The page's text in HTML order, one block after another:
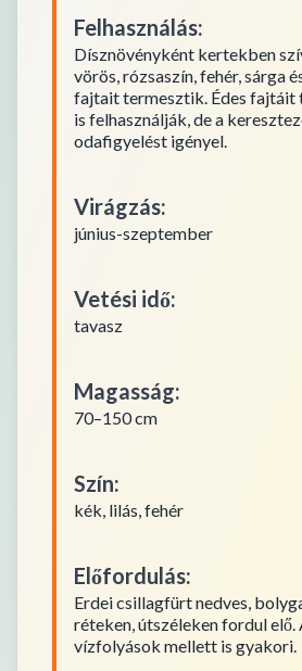
Felhasználás:
Dísznövényként kertekben
vörös, rózsaszín, fehér, sárga
fajtait termesztik. Édes fajtáit
is felhasználják, de a
odafigyelést igényel.
Virágzás:
június-szeptember
Vetési idő:
tavasz
Magasság:
70–150 cm
Szín:
kék, lilás, fehér
Előfordulás:
Erdei csillagfürt nedves,
réteken, útszéleken fordul elő.
vízfolyások mellett is gyakori.